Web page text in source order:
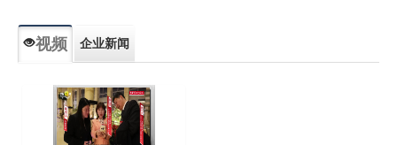
视频 企业新闻